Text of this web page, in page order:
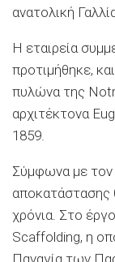
ανατολική
Η εταιρεία
προτιμήθηκε,
πυλώνα της
αρχιτέκτονα
1859.
Σύμφωνα με τον
αποκατάστασης
χρόνια. Στο
Scaffolding, η